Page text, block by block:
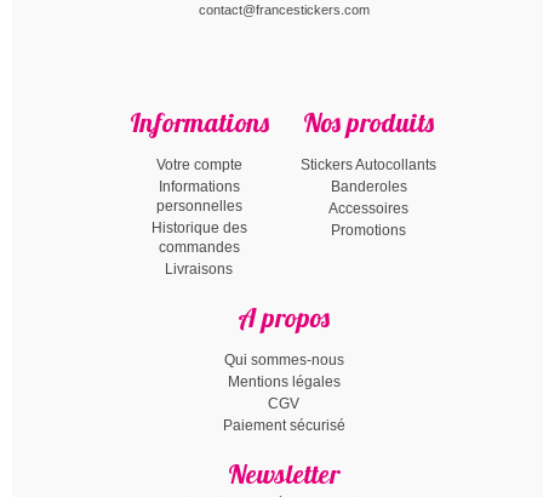
contact@francestickers.com
Informations
Votre compte
Informations
personnelles
Historique des
commandes
Livraisons
Nos produits
Stickers Autocollants
Banderoles
Accessoires
Promotions
A propos
Qui sommes-nous
Mentions légales
CGV
Paiement sécurisé
Newsletter